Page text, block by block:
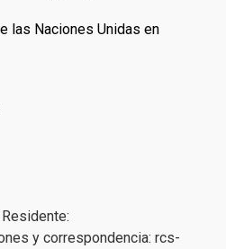
las Naciones Unidas en
y correspondencia: rcs-